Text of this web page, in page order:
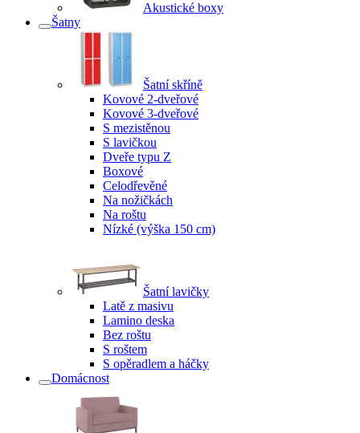
Akustické boxy
Šatny
Šatní skříně
Kovové 2-dveřové
Kovové 3-dveřové
S mezistěnou
S lavičkou
Dveře typu Z
Boxové
Celodřevěné
Na nožičkách
Na roštu
Nízké (výška 150 cm)
Šatní lavičky
Latě z masivu
Lamino deska
Bez roštu
S roštem
S opěradlem a háčky
Domácnost